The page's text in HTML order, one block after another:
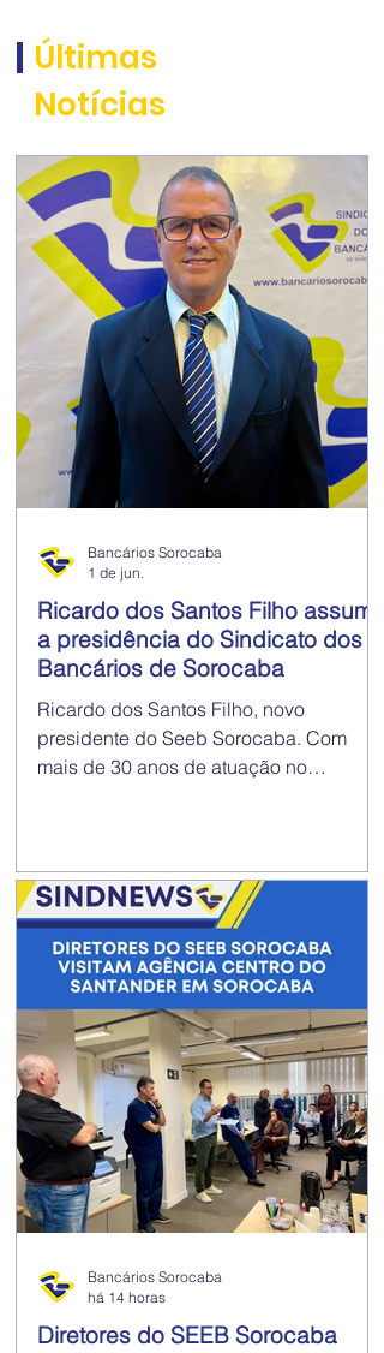
Últimas
Notícias
Ricardo dos Santos Filho assume
a presidência do Sindicato dos
Bancários de Sorocaba
Ricardo dos Santos Filho, novo
presidente do Seeb Sorocaba. Com
mais de 30 anos de atuação no
para a gestão 2026-2030. Funcionário
do Bradesco, Ricardo construiu uma
trajetória marcada pela defesa dos
direitos dos trabalhadores, pelo diálogo
com a categoria e pelo fortalecimento
da organização sindical. Na gestão
anterior, exerceu o cargo de vice-
presidente da entidade, pa
Bancários Sorocaba
1 de jun.
Diretores do SEEB Sorocaba
Bancários Sorocaba
há 14 horas